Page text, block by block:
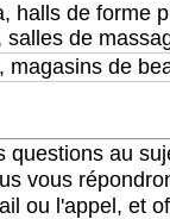
halls de forme
salles de
magasins de
au
vous
ou l'appel, et